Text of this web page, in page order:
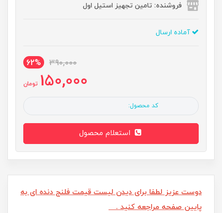
فروشنده: تامین تجهیز استیل اول
آماده ارسال
390,000
62%
150,000 تومان
کد محصول:
استعلام محصول
دوست عزیز لطفا برای دیدن لیست قیمت فلنج دنده ای به
پایین صفحه مراجعه کنید .